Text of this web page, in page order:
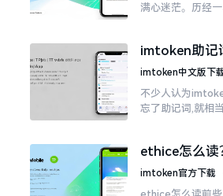
满心迷茫。历经
李鹏
imtoken助记
这招能救你
imtoken中文版下
不少人认为
忘了助记词,就相
于网络连接状态
ethice怎么读
啥，别搞错了
imtoken官方下载